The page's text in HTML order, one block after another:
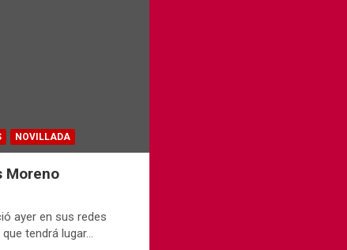
NOVILLADA
Moreno
ayer en sus redes
tendrá lugar…